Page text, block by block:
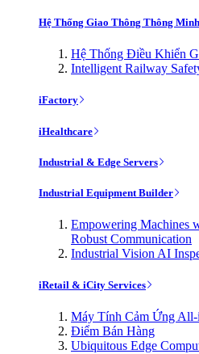
Hệ Thống Giao Thông Thông Minh
Hệ Thống Điều Khiển
Intelligent Railway
iFactory
iHealthcare
Industrial & Edge Servers
Industrial Equipment Builder
Empowering Machines
Robust Communication
Industrial Vision AI
iRetail & iCity Services
Máy Tính Cảm Ứng
Điểm Bán Hàng
Ubiquitous Edge